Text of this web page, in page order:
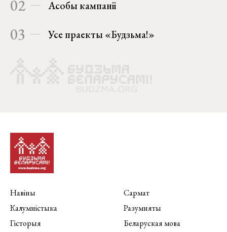
02 Асобы кампаніі
03 Усе праекты «Будзьма!»
Навіны
Калумністыка
Гісторыя
Сармат
Разумняты
Беларуская мова